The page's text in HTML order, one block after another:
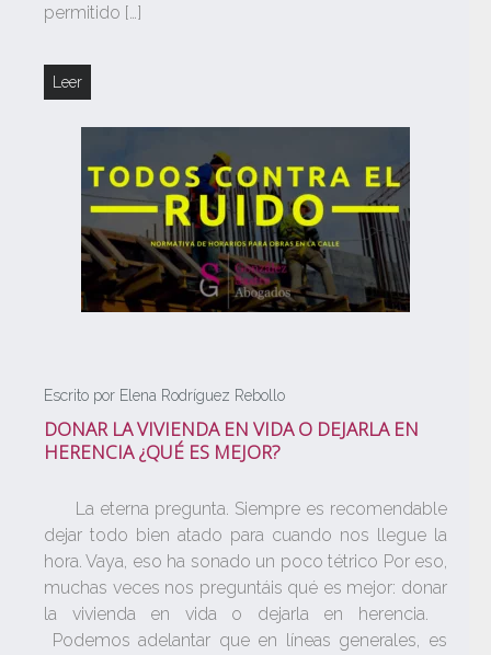
permitido […]
Leer
Escrito por Elena Rodríguez Rebollo
DONAR LA VIVIENDA EN VIDA O DEJARLA EN
HERENCIA ¿QUÉ ES MEJOR?
La eterna pregunta. Siempre es recomendable
dejar todo bien atado para cuando nos llegue la
hora. Vaya, eso ha sonado un poco tétrico Por eso,
muchas veces nos preguntáis qué es mejor: donar
la vivienda en vida o dejarla en herencia.
Podemos adelantar que en líneas generales, es